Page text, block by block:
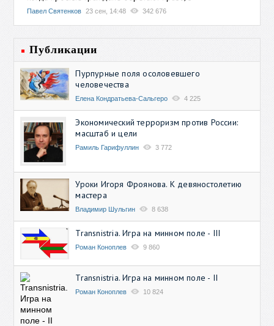
Павел Святенков 23 сен, 14:48 342 676
Публикации
Пурпурные поля осоловевшего
человечества
Елена Кондратьева-Сальгеро 4 225
Экономический терроризм против России:
масштаб и цели
Рамиль Гарифуллин 3 772
Уроки Игоря Фроянова. К девяностолетию
мастера
Владимир Шульгин 8 638
Transnistria. Игра на минном поле - III
Роман Коноплев 9 860
Transnistria. Игра на минном поле - II
Роман Коноплев 10 824